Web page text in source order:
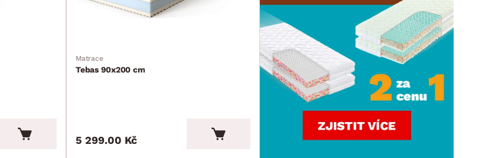
Matrace
Tebas 90x200 cm
5 299.00 Kč